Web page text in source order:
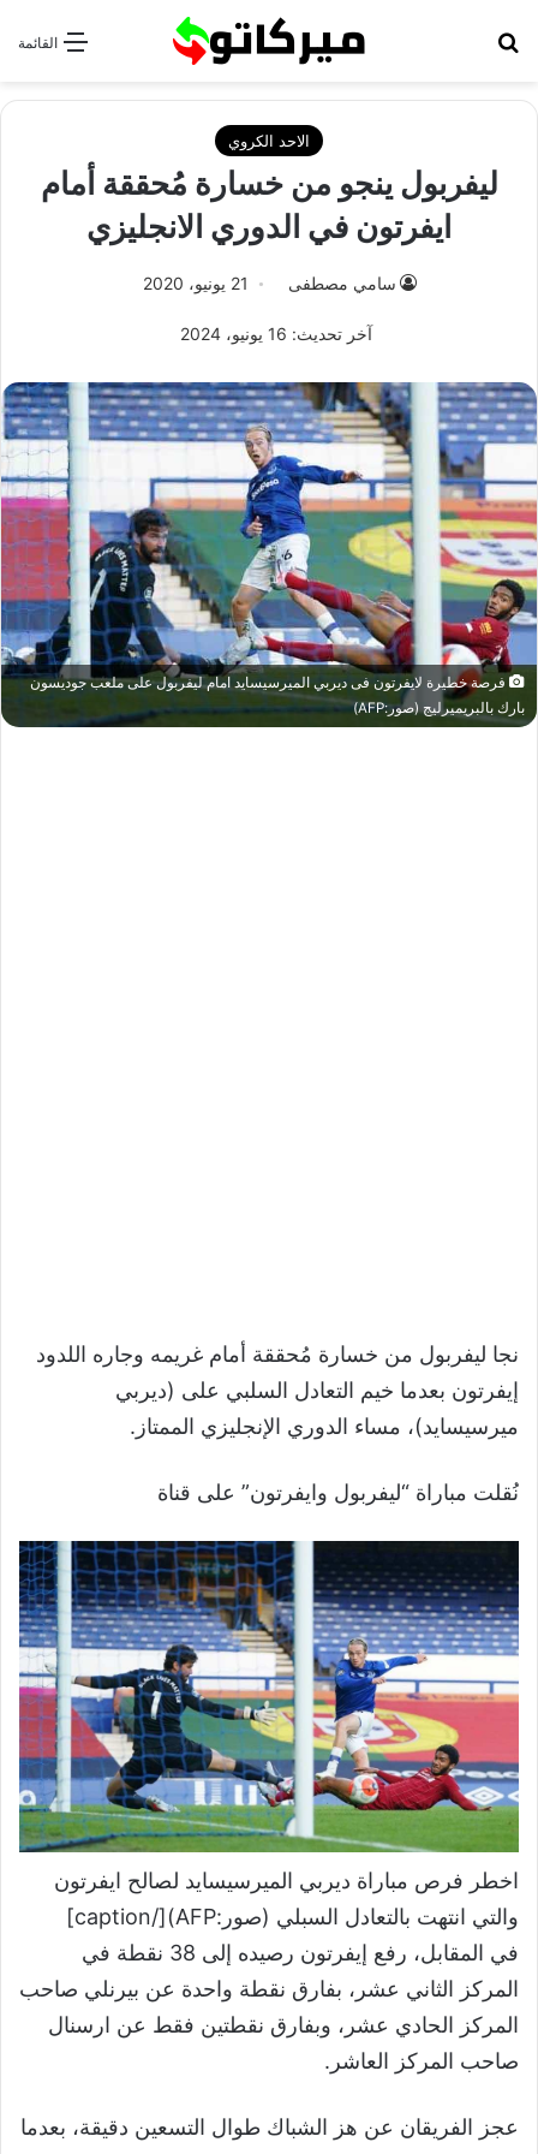
القائمة
الاحد الكروي
ليفربول ينجو من خسارة مُحققة أمام
ايفرتون في الدوري الانجليزي
سامي مصطفى 21 يونيو، 2020
آخر تحديث: 16 يونيو، 2024
فرصة خطيرة لايفرتون فى ديربي الميرسيسايد امام ليفربول على ملعب جوديسون
بارك بالبريميرليج (صور:AFP)
نجا ليفربول من خسارة مُحققة أمام غريمه وجاره اللدود
إيفرتون بعدما خيم التعادل السلبي على (ديربي
ميرسيسايد)، مساء الدوري الإنجليزي الممتاز.
نُقلت مباراة “ليفربول وايفرتون” على قناة
اخطر فرص مباراة ديربي الميرسيسايد لصالح ايفرتون
والتي انتهت بالتعادل السبلي (صور:AFP)[/caption]
في المقابل، رفع إيفرتون رصيده إلى 38 نقطة في
المركز الثاني عشر، بفارق نقطة واحدة عن بيرنلي صاحب
المركز الحادي عشر، وبفارق نقطتين فقط عن ارسنال
صاحب المركز العاشر.
عجز الفريقان عن هز الشباك طوال التسعين دقيقة، بعدما